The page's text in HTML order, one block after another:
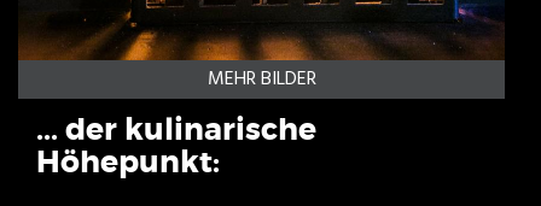
MEHR BILDER
... der kulinarische
Höhepunkt: